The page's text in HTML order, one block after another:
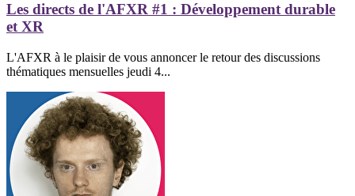
Les directs de l'AFXR #1 : Développement durable
et XR
L'AFXR à le plaisir de vous annoncer le retour des discussions
thématiques mensuelles jeudi 4...